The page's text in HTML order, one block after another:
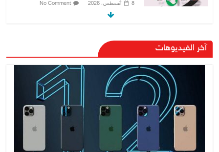
8 أغسطس، 2026 No Comment
رئيس حكومة إقليم كردستان مسرور
بارزاني ينفي ما يشاع عن وجود
عسكري أمريكي في بعض قواعد
الإقليم
8 أغسطس، 2026 No Comment
الدخيل يتابع ميدانياً سير العمل في
المشاريع الاستراتيجية بالموصل
ويشدد على ضرورة إنجازها
آخر الفيديوهات